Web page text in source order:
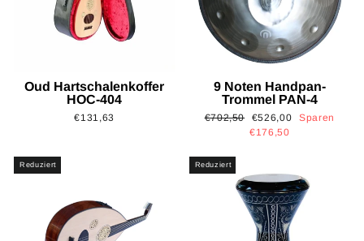
Oud Hartschalenkoffer
HOC-404
€131,63
9 Noten Handpan-
Trommel PAN-4
Normaler
€702,50 Sonderpreis
€526,00
Sparen
€176,50
Reduziert Reduziert